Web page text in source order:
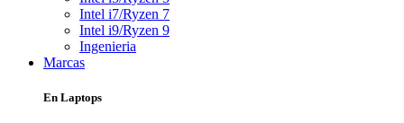
Intel i7/Ryzen 7
Intel i9/Ryzen 9
Ingenieria
Marcas
En Laptops